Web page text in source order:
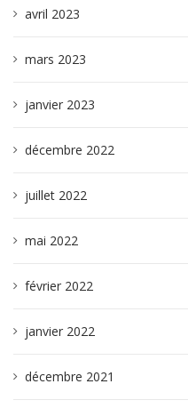
avril 2023
mars 2023
janvier 2023
décembre 2022
juillet 2022
mai 2022
février 2022
janvier 2022
décembre 2021